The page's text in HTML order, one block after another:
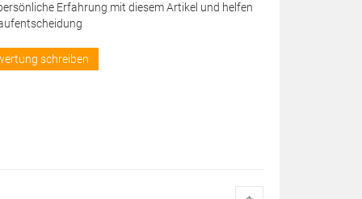
Erfahrung mit diesem Artikel und helfen
schreiben